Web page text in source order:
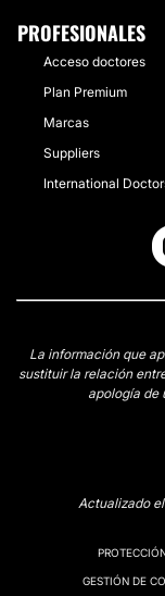
PROFESIONALES
Acceso doctores
Plan Premium
Marcas
Suppliers
International
La información que
sustituir la relación
apología de
Actualizado
GESTIÓN DE